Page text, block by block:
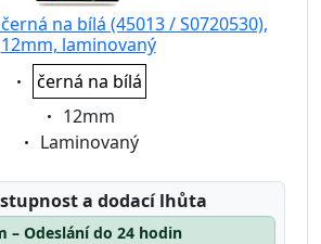
na bílá (45013 / S0720530),
12mm, laminovaný
Eigenschaft:
černá na bílá
Eigenschaft:
12mm
Eigenschaft:
Laminovaný
a dodací lhůta
– Odeslání do 24 hodin